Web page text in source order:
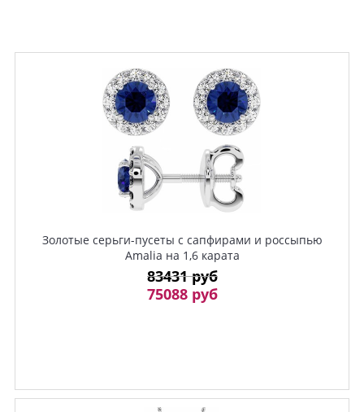
Золотые серьги-пусеты с сапфирами и россыпью
Amalia на 1,6 карата
83431 руб
75088 руб